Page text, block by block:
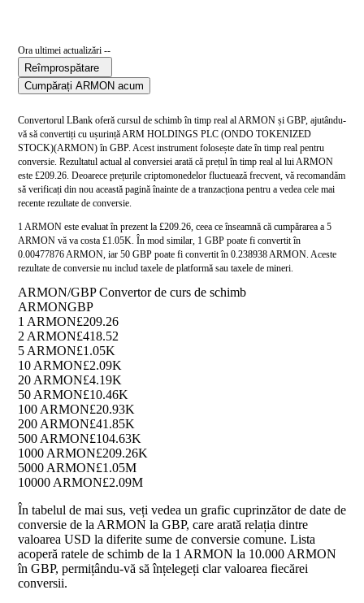
Ora ultimei actualizări --
Reîmprospătare
Cumpărați ARMON acum
Convertorul LBank oferă cursul de schimb în timp real al ARMON și GBP, ajutându-
vă să convertiți cu ușurință ARM HOLDINGS PLC (ONDO TOKENIZED
STOCK)(ARMON) în GBP. Acest instrument folosește date în timp real pentru
conversie. Rezultatul actual al conversiei arată că prețul în timp real al lui ARMON
este £209.26. Deoarece prețurile criptomonedelor fluctuează frecvent, vă recomandăm
să verificați din nou această pagină înainte de a tranzacționa pentru a vedea cele mai
recente rezultate de conversie.
1 ARMON este evaluat în prezent la £209.26, ceea ce înseamnă că cumpărarea a 5
ARMON vă va costa £1.05K. În mod similar, 1 GBP poate fi convertit în
0.00477876 ARMON, iar 50 GBP poate fi convertit în 0.238938 ARMON. Aceste
rezultate de conversie nu includ taxele de platformă sau taxele de mineri.
ARMON/GBP Convertor de curs de schimb
ARMONGBP
1 ARMON£209.26
2 ARMON£418.52
5 ARMON£1.05K
10 ARMON£2.09K
20 ARMON£4.19K
50 ARMON£10.46K
100 ARMON£20.93K
200 ARMON£41.85K
500 ARMON£104.63K
1000 ARMON£209.26K
5000 ARMON£1.05M
10000 ARMON£2.09M
În tabelul de mai sus, veți vedea un grafic cuprinzător de date de
conversie de la ARMON la GBP, care arată relația dintre
valoarea USD la diferite sume de conversie comune. Lista
acoperă ratele de schimb de la 1 ARMON la 10.000 ARMON
în GBP, permițându-vă să înțelegeți clar valoarea fiecărei
conversii.